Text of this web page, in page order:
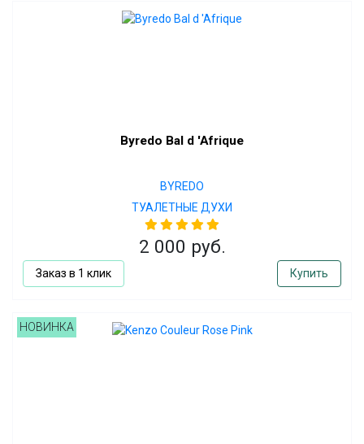
Byredo Bal d 'Afrique
BYREDO
ТУАЛЕТНЫЕ ДУХИ
2 000 руб.
Заказ в 1 клик Купить
НОВИНКА